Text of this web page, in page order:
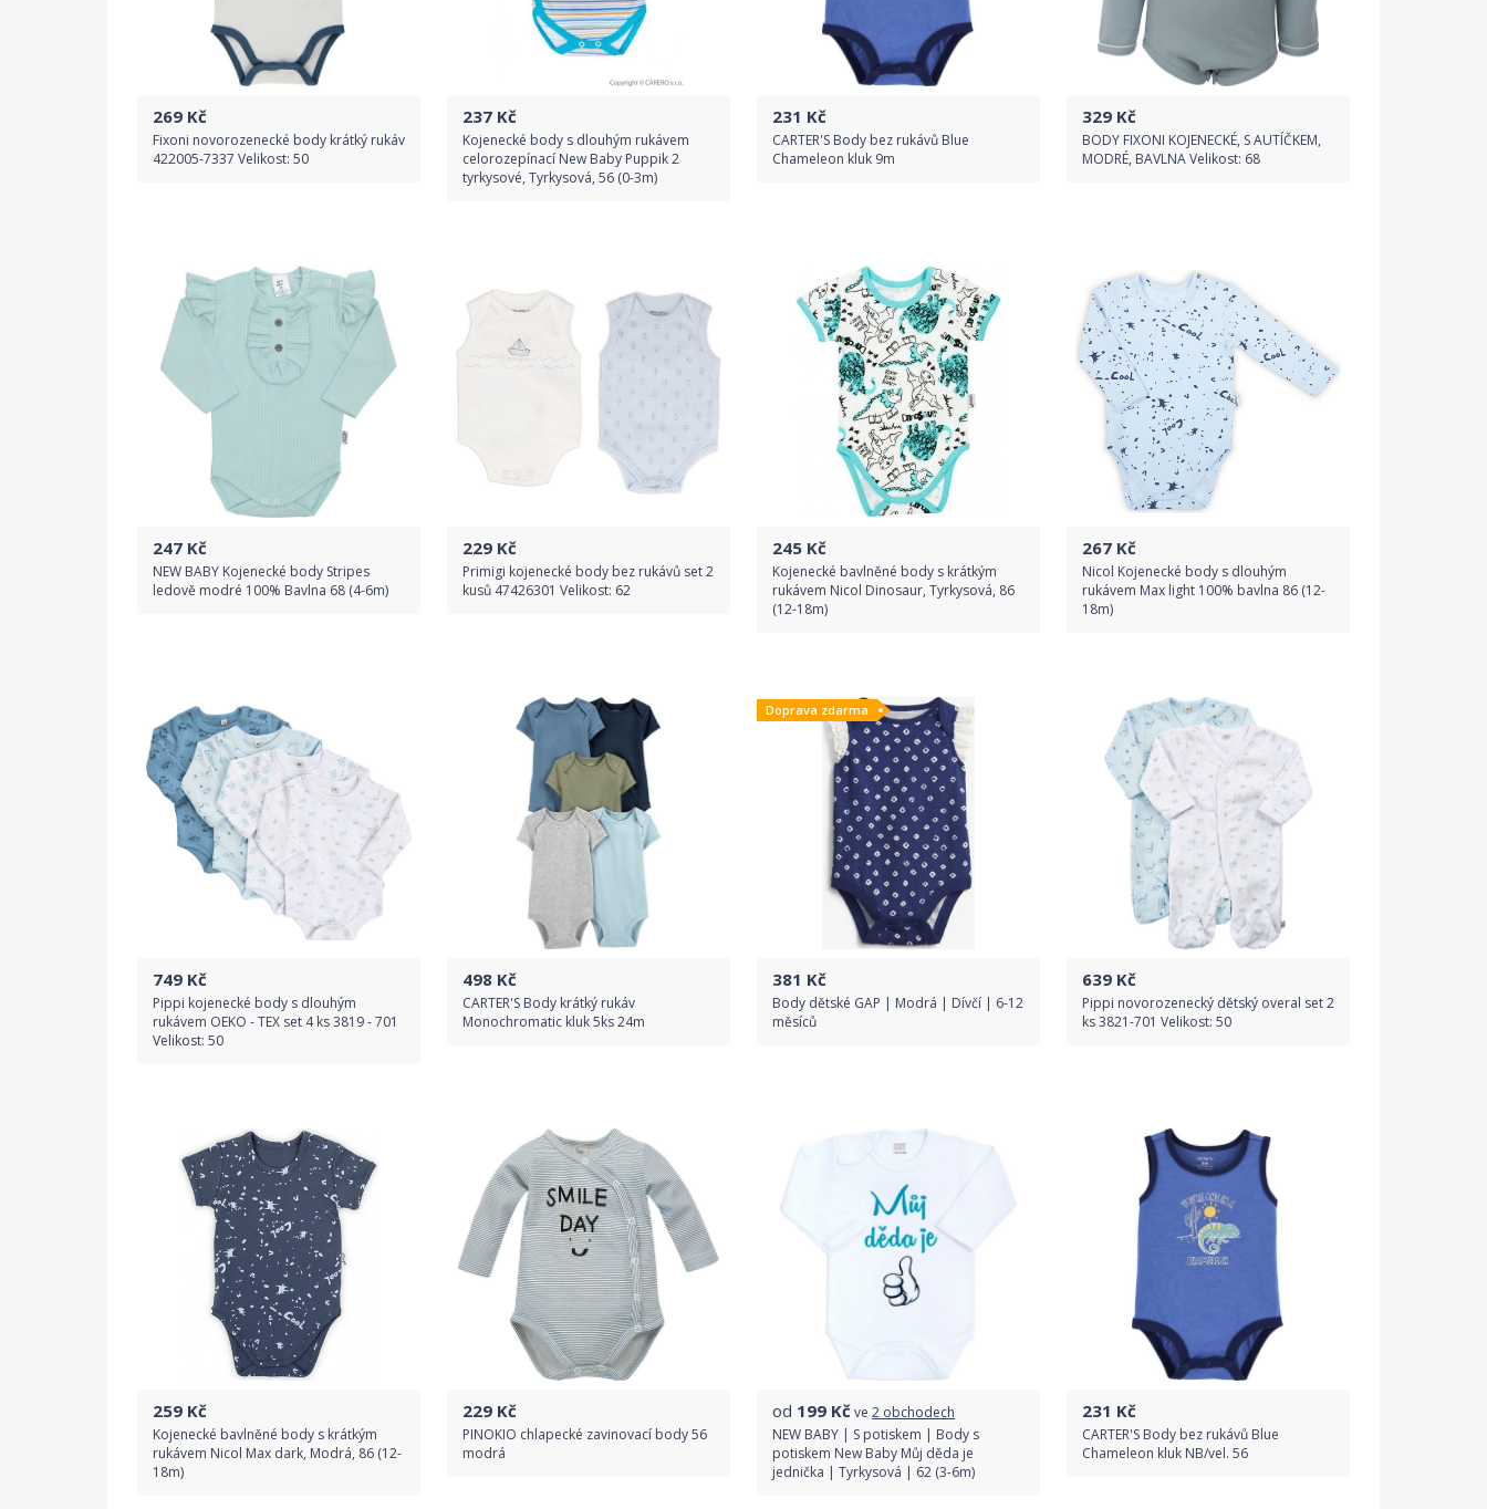
269 Kč
Fixoni novorozenecké body krátký rukáv
422005-7337 Velikost: 50
Detail produktu
237 Kč
Kojenecké body s dlouhým rukávem
celorozepínací New Baby Puppik 2
tyrkysové, Tyrkysová, 56 (0-3m)
Detail produktu
231 Kč
CARTER'S Body bez rukávů Blue
Chameleon kluk 9m
Detail produktu
329 Kč
BODY FIXONI KOJENECKÉ, S AUTÍČKEM,
MODRÉ, BAVLNA Velikost: 68
Detail produktu
247 Kč
NEW BABY Kojenecké body Stripes
ledově modré 100% Bavlna 68 (4-6m)
Detail produktu
229 Kč
Primigi kojenecké body bez rukávů set 2
kusů 47426301 Velikost: 62
Detail produktu
245 Kč
Kojenecké bavlněné body s krátkým
rukávem Nicol Dinosaur, Tyrkysová, 86
(12-18m)
Detail produktu
267 Kč
Nicol Kojenecké body s dlouhým
rukávem Max light 100% bavlna 86 (12-
18m)
Detail produktu
749 Kč
Pippi kojenecké body s dlouhým
rukávem OEKO - TEX set 4 ks 3819 - 701
Velikost: 50
Detail produktu
498 Kč
CARTER'S Body krátký rukáv
Monochromatic kluk 5ks 24m
Detail produktu
Doprava zdarma
381 Kč
Body dětské GAP | Modrá | Dívčí | 6-12
měsíců
Detail produktu
639 Kč
Pippi novorozenecký dětský overal set 2
ks 3821-701 Velikost: 50
Detail produktu
259 Kč
Kojenecké bavlněné body s krátkým
rukávem Nicol Max dark, Modrá, 86 (12-
18m)
229 Kč
PINOKIO chlapecké zavinovací body 56
modrá
od 199 Kčve 2 obchodech
NEW BABY | S potiskem | Body s
potiskem New Baby Můj děda je
jednička | Tyrkysová | 62 (3-6m)
231 Kč
CARTER'S Body bez rukávů Blue
Chameleon kluk NB/vel. 56